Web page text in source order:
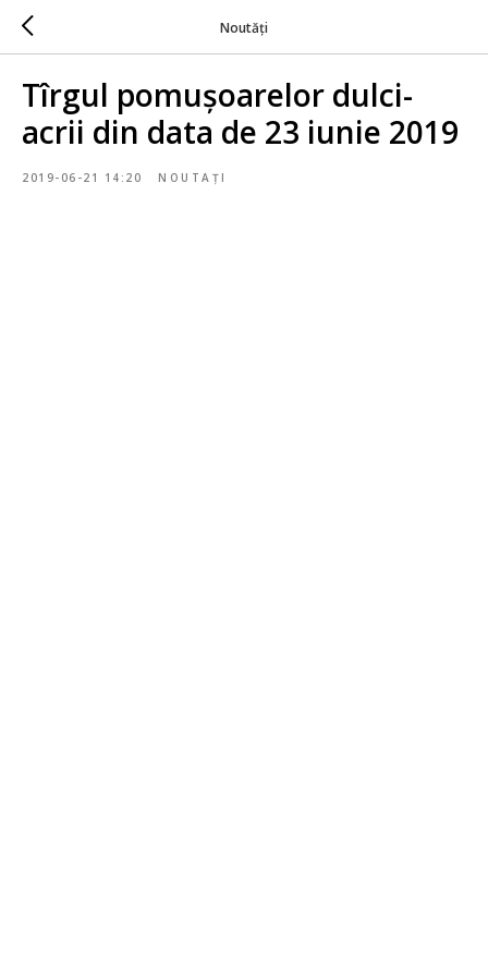
Noutăți
Tîrgul pomușoarelor dulci-
acrii din data de 23 iunie 2019
2019-06-21 14:20 NOUTAȚI